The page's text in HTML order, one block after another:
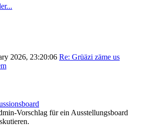
2026, 23:20:06 Re: Grüäzi zäme us
Vorschlag für ein Ausstellungsboard